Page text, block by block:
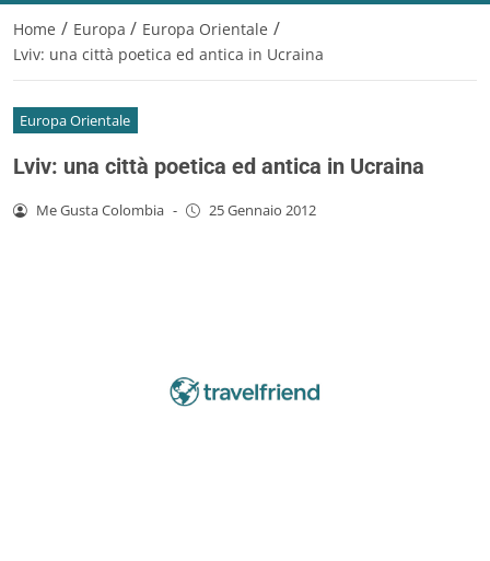
Home / Europa / Europa Orientale /
Lviv: una città poetica ed antica in Ucraina
Europa Orientale
Lviv: una città poetica ed antica in Ucraina
Me Gusta Colombia - 25 Gennaio 2012